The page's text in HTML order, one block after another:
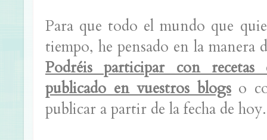
Para que todo el mundo que
tiempo, he pensado en la
Podréis participar con recetas
publicado en vuestros blogso
publicar a partir de la fecha de hoy.